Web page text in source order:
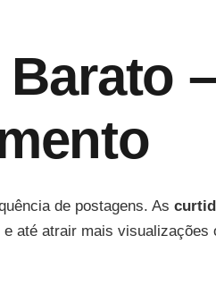
de postagens. As
até atrair mais